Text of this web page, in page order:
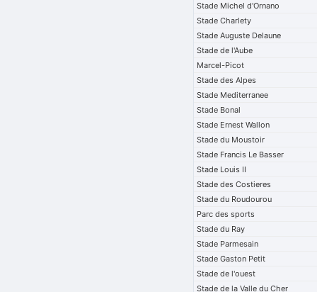
Stade Michel d'Ornano
Stade Charlety
Stade Auguste Delaune
Stade de l'Aube
Marcel-Picot
Stade des Alpes
Stade Mediterranee
Stade Bonal
Stade Ernest Wallon
Stade du Moustoir
Stade Francis Le Basser
Stade Louis II
Stade des Costieres
Stade du Roudourou
Parc des sports
Stade du Ray
Stade Parmesain
Stade Gaston Petit
Stade de l'ouest
Stade de la Valle du Cher